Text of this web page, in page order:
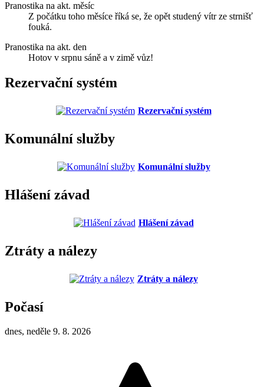
Pranostika na akt. měsíc
Z počátku toho měsíce říká se, že opět studený vítr ze strnišť
fouká.
Pranostika na akt. den
Hotov v srpnu sáně a v zimě vůz!
Rezervační systém
Rezervační systém
Komunální služby
Komunální služby
Hlášení závad
Hlášení závad
Ztráty a nálezy
Ztráty a nálezy
Počasí
dnes, neděle 9. 8. 2026